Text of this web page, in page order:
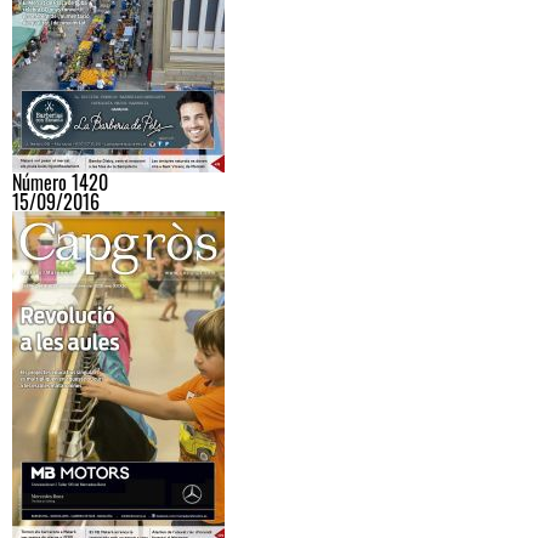
Número 1420
15/09/2016